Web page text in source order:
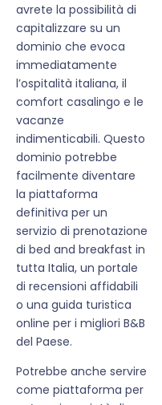
avrete la possibilità di
capitalizzare su un
dominio che evoca
immediatamente
l’ospitalità italiana, il
comfort casalingo e le
vacanze
indimenticabili. Questo
dominio potrebbe
facilmente diventare
la piattaforma
definitiva per un
servizio di prenotazione
di bed and breakfast in
tutta Italia, un portale
di recensioni affidabili
o una guida turistica
online per i migliori B&B
del Paese.
Potrebbe anche servire
come piattaforma per